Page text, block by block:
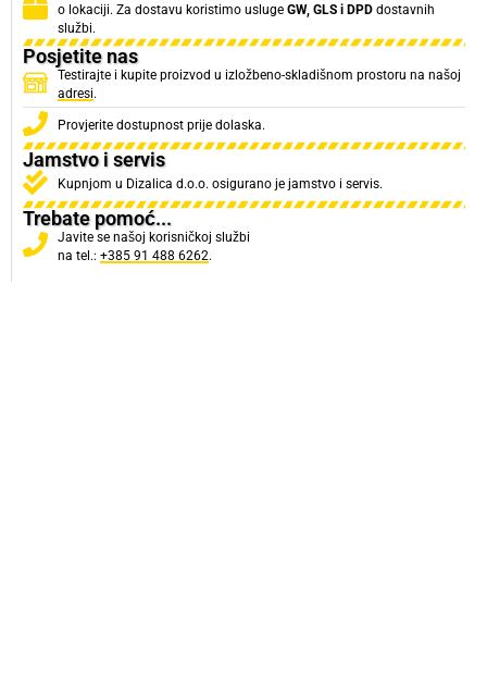
o lokaciji. Za dostavu koristimo usluge GW, GLS i DPD dostavnih
službi.
Posjetite nas
Testirajte i kupite proizvod u izložbeno-skladišnom prostoru na našoj
adresi.
Provjerite dostupnost prije dolaska.
Jamstvo i servis
Kupnjom u Dizalica d.o.o. osigurano je jamstvo i servis.
Trebate pomoć...
Javite se našoj korisničkoj službi
na tel.: +385 91 488 6262.